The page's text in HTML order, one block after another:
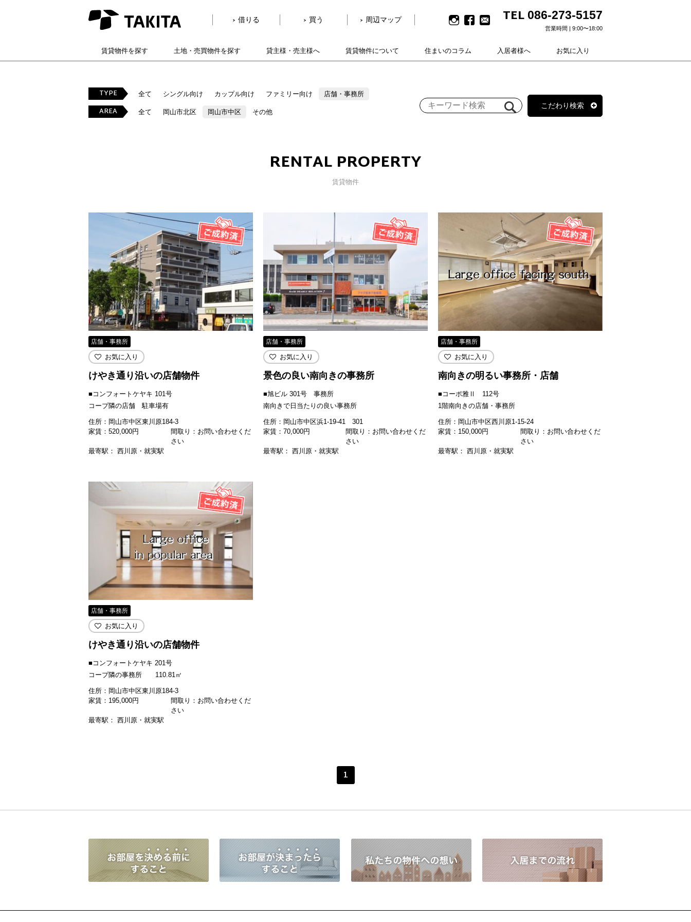
借りる 買う 周辺マップ TEL 086-273-5157
営業時間 | 9:00〜18:00
賃貸物件を探す 土地・売買物件を探す 貸主様・売主様へ 賃貸物件について 住まいのコラム 入居者様へ お気に入り
TYPE 全て シングル向け カップル向け ファミリー向け 店舗・事務所
AREA 全て 岡山市北区 岡山市中区 その他
こだわり検索
RENTAL PROPERTY
賃貸物件
店舗・事務所
お気に入り
けやき通り沿いの店舗物件
■コンフォートケヤキ 101号
コープ隣の店舗 駐車場有
住所：岡山市中区東川原184-3
家賃： 520,000円
間取り：お問い合わせくだ
さい
最寄駅： 西川原・就実駅
店舗・事務所
お気に入り
景色の良い南向きの事務所
■旭ビル 301号 事務所
南向きで日当たりの良い事務所
住所：岡山市中区浜1-19-41 301
家賃： 70,000円
間取り：お問い合わせくだ
さい
最寄駅： 西川原・就実駅
店舗・事務所
お気に入り
南向きの明るい事務所・店舗
■コーポ雅Ⅱ 112号
1階南向きの店舗・事務所
住所：岡山市中区西川原1-15-24
家賃： 150,000円
間取り：お問い合わせくだ
さい
最寄駅： 西川原・就実駅
店舗・事務所
お気に入り
けやき通り沿いの店舗物件
■コンフォートケヤキ 201号
コープ隣の事務所 110.81㎡
住所：岡山市中区東川原184-3
家賃： 195,000円
間取り：お問い合わせくだ
さい
最寄駅： 西川原・就実駅
1